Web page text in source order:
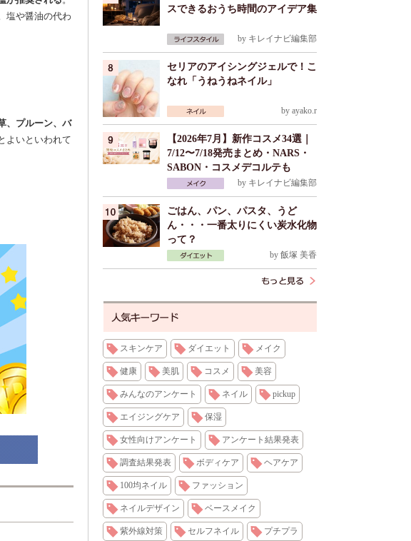
塩や醤油の代わ
、プルーン、バ
よいといわれて
スできるおうち時間のアイデア集
by キレイナビ編集部
セリアのアイシングジェルで！こ
なれ「うねうねネイル」
by ayako.r
【2026年7月】新作コスメ34選｜
7/12〜7/18発売まとめ・NARS・
SABON・コスメデコルテも
by キレイナビ編集部
ごはん、パン、パスタ、うど
ん・・・一番太りにくい炭水化物
って？
by 飯塚 美香
スキンケア ダイエット メイク
健康 美肌 コスメ 美容
みんなのアンケート ネイル pickup
エイジングケア 保湿
女性向けアンケート アンケート結果発表
調査結果発表 ボディケア ヘアケア
100均ネイル ファッション
ネイルデザイン ベースメイク
紫外線対策 セルフネイル プチプラ